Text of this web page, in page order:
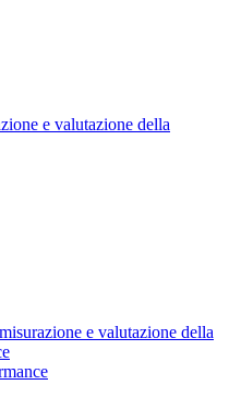
e valutazione della
e valutazione della